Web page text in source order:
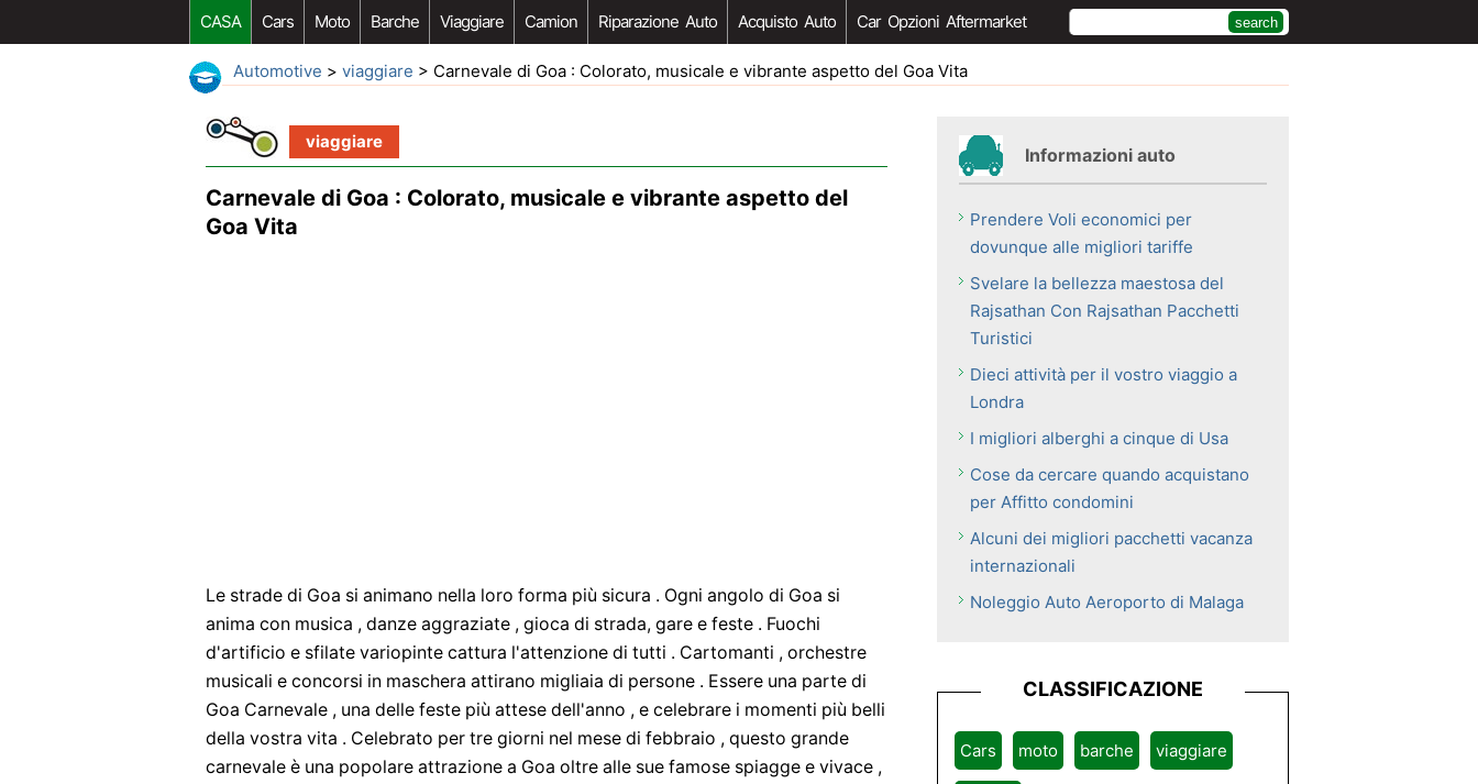
CASA Cars Moto Barche Viaggiare Camion Riparazione Auto Acquisto Auto Car Opzioni Aftermarket
Automotive > viaggiare > Carnevale di Goa : Colorato, musicale e vibrante aspetto del Goa Vita
viaggiare
Carnevale di Goa : Colorato, musicale e vibrante aspetto del
Goa Vita
Le strade di Goa si animano nella loro forma più sicura . Ogni angolo di Goa si
anima con musica , danze aggraziate , gioca di strada, gare e feste . Fuochi
d'artificio e sfilate variopinte cattura l'attenzione di tutti . Cartomanti , orchestre
musicali e concorsi in maschera attirano migliaia di persone . Essere una parte di
Goa Carnevale , una delle feste più attese dell'anno , e celebrare i momenti più belli
della vostra vita . Celebrato per tre giorni nel mese di febbraio , questo grande
carnevale è una popolare attrazione a Goa oltre alle sue famose spiagge e vivace ,
Informazioni auto
Prendere Voli economici per
dovunque alle migliori tariffe
Svelare la bellezza maestosa del
Rajsathan Con Rajsathan Pacchetti
Turistici
Dieci attività per il vostro viaggio a
Londra
I migliori alberghi a cinque di Usa
Cose da cercare quando acquistano
per Affitto condomini
Alcuni dei migliori pacchetti vacanza
internazionali
Noleggio Auto Aeroporto di Malaga
CLASSIFICAZIONE
Cars moto barche viaggiare